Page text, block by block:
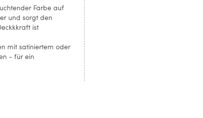
Farbe auf
und sorgt den
ist
mit satiniertem oder
- für ein